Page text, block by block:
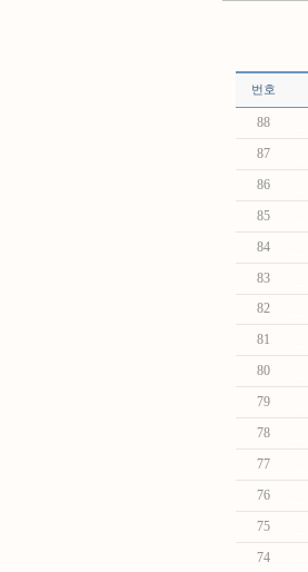
번호
88
87
86
85
84
83
82
81
80
79
78
77
76
75
74